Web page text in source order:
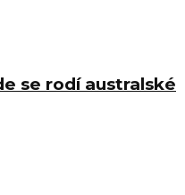
se rodí australské